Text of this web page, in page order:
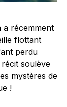
a récemment
flottant
perdu
récit soulève
mystères de
!